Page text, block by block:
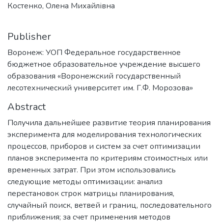
Костенко, Олена Михайлівна
Publisher
Воронеж: УОП Федеральное государственное
бюджетное образовательное учреждение высшего
образования «Воронежский государственный
лесотехнический университет им. Г.Ф. Морозова»
Abstract
Получила дальнейшее развитие теория планирования
эксперимента для моделирования технологических
процессов, приборов и систем за счет оптимизации
планов эксперимента по критериям стоимостных или
временных затрат. При этом использовались
следующие методы оптимизации: анализ
перестановок строк матрицы планирования,
случайный поиск, ветвей и границ, последовательного
приближения; за счет применения методов